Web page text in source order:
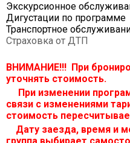
Экскурсионное
Дигустации по программе
Транспортное
Страховка от ДТП
ВНИМАНИЕ!!! При
уточнять стоимость.
При изменении
связи с изменениями
стоимость
Дату заезда, время и